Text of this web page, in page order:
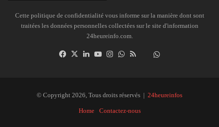
Cette politique de confidentialité vous informe sur la manière dont sont
traitées les données personnelles collectées sur le site d'information
24heureinfo.com.
Facebook
X LinkedinYouTubeInstagramWhatsAppDailymotion
© Copyright 2026, Tous droits réservés | 24heureinfos
Home Contactez-nous